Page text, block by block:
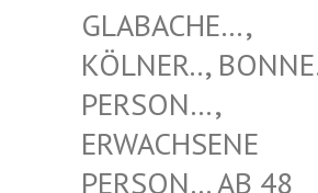
E…, KÖLNER.
., BONNE…,
, ERWACHS
ENE PERSON…
AB 48 JAHREN